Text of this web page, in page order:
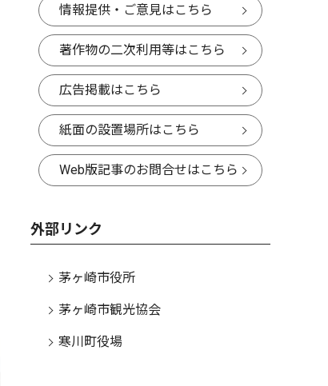
4
情報提供・ご意見はこちら
著作物の二次利用等はこちら
広告掲載はこちら
紙面の設置場所はこちら
Web版記事のお問合せはこちら
外部リンク
茅ヶ崎市役所
茅ヶ崎市観光協会
寒川町役場